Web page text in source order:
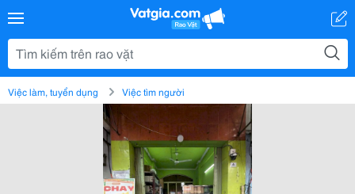
Việc làm, tuyển dụng Việc tìm người